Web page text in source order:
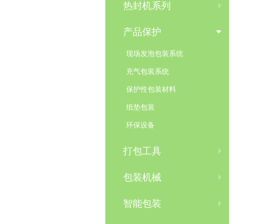
热封机系列
产品保护
现场发泡包装系统
充气包装系统
保护性包装材料
纸垫包装
环保设备
打包工具
包装机械
智能包装